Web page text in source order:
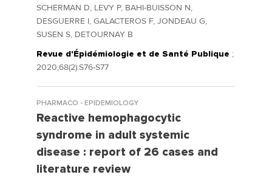
SCHERMAN D, LEVY P, BAHI-BUISSON N,
DESGUERRE I, GALACTEROS F, JONDEAU G,
SUSEN S, DETOURNAY B
Revue d'Épidémiologie et de Santé Publique ;
2020;68(2):S76-S77
PHARMACO - EPIDEMIOLOGY
Reactive hemophagocytic
syndrome in adult systemic
disease : report of 26 cases and
literature review